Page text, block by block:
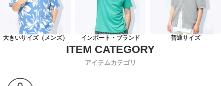
大きいサイズ（メンズ） インポート・ブランド 普通サイズ
アイテムカテゴリ